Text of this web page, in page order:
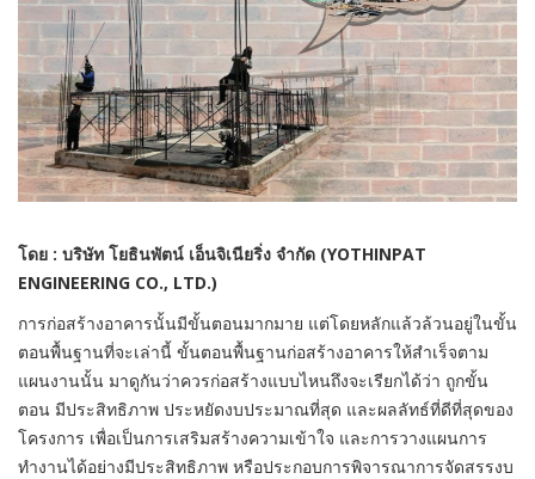
โดย : บริษัท โยธินพัตน์ เอ็นจิเนียริ่ง จำกัด (YOTHINPAT
ENGINEERING CO., LTD.)
การก่อสร้างอาคารนั้นมีขั้นตอนมากมาย แต่โดยหลักแล้วล้วนอยู่ในขั้น
ตอนพื้นฐานที่จะเล่านี้ ขั้นตอนพื้นฐานก่อสร้างอาคารให้สำเร็จตาม
แผนงานนั้น มาดูกันว่าควรก่อสร้างแบบไหนถึงจะเรียกได้ว่า ถูกขั้น
ตอน มีประสิทธิภาพ ประหยัดงบประมาณที่สุด และผลลัทธ์ที่ดีที่สุดของ
โครงการ เพื่อเป็นการเสริมสร้างความเข้าใจ และการวางแผนการ
ทำงานได้อย่างมีประสิทธิภาพ หรือประกอบการพิจารณาการจัดสรรงบ